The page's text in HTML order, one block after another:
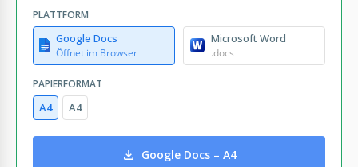
PLATTFORM
Google Docs
Öffnet im Browser
Microsoft Word
.docs
PAPIERFORMAT
A4 A4
Google Docs – A4